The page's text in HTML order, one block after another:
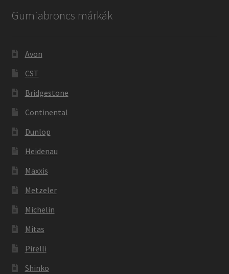
Gumiabroncs márkák
Avon
CST
Bridgestone
Continental
Dunlop
Heidenau
Maxxis
Metzeler
Michelin
Mitas
Pirelli
Shinko